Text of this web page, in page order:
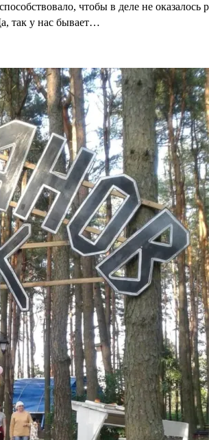
чтобы в деле не
так у нас бывает…